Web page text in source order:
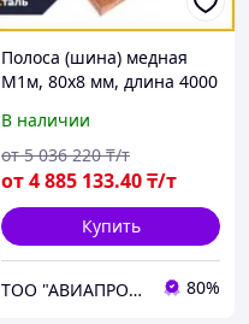
Полоса (шина) медная
М1м, 80х8 мм, длина 4000
В наличии
от4 885 133.40₸/т
от 5 036 220 ₸/т
Купить
ТОО "АВИАПРОМСТАЛЬ" 80%